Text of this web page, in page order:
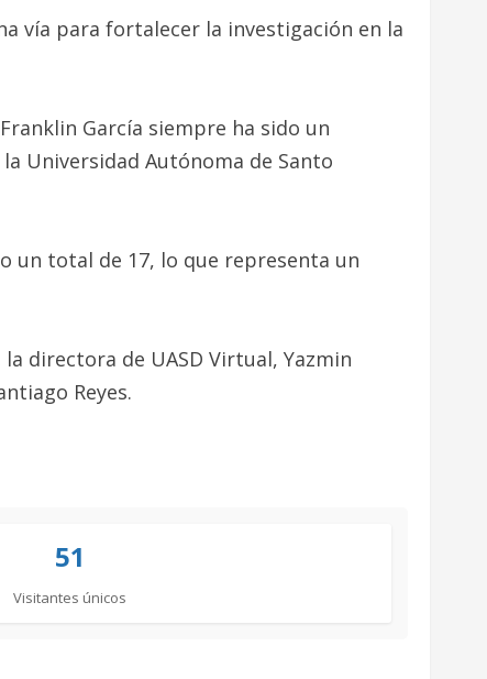
vía para fortalecer la investigación en la
García siempre ha sido un
Universidad Autónoma de Santo
un total de 17, lo que representa un
directora de UASD Virtual, Yazmin
Reyes.
51
Visitantes únicos